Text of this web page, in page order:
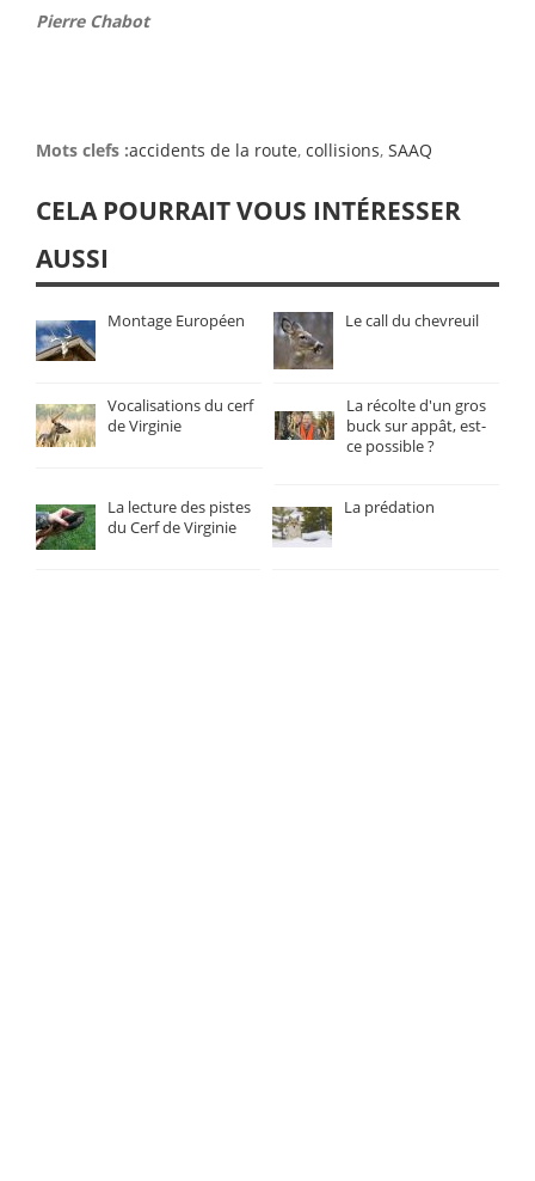
Pierre Chabot
Mots clefs :accidents de la route, collisions, SAAQ
CELA POURRAIT VOUS INTÉRESSER
AUSSI
Montage Européen Le call du chevreuil
Vocalisations du cerf
de Virginie
La récolte d'un gros
buck sur appât, est-
ce possible ?
La lecture des pistes
du Cerf de Virginie
La prédation